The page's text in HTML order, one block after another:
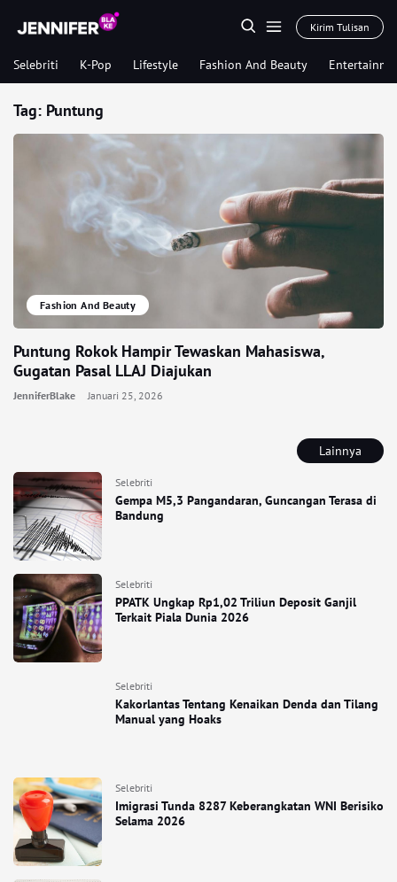
Kirim Tulisan
Selebriti K-Pop Lifestyle Fashion And Beauty
Lainnya
Selebriti
Gempa M5,3 Pangandaran, Guncangan Terasa di
Bandung
Selebriti
PPATK Ungkap Rp1,02 Triliun Deposit Ganjil
Terkait Piala Dunia 2026
Selebriti
Kakorlantas Tentang Kenaikan Denda dan Tilang
Manual yang Hoaks
Selebriti
Imigrasi Tunda 8287 Keberangkatan WNI Berisiko
Selama 2026
Tag: Puntung
Fashion And Beauty
Puntung Rokok Hampir Tewaskan Mahasiswa,
Gugatan Pasal LLAJ Diajukan
JenniferBlake Januari 25, 2026